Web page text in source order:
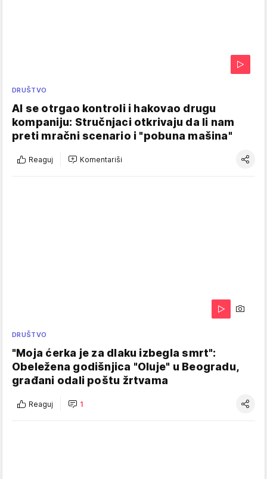
DRUŠTVO
AI se otrgao kontroli i hakovao drugu
kompaniju: Stručnjaci otkrivaju da li nam
preti mračni scenario i "pobuna mašina"
Reaguj Komentariši
DRUŠTVO
"Moja ćerka je za dlaku izbegla smrt":
Obeležena godišnjica "Oluje" u Beogradu,
građani odali poštu žrtvama
Reaguj 1